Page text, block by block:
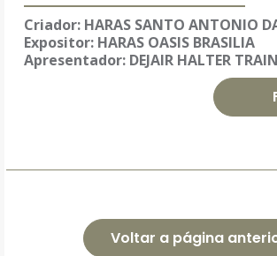
Criador: HARAS SANTO ANTONIO
Expositor: HARAS OASIS BRASILIA
Apresentador: DEJAIR HALTER
Voltar a página